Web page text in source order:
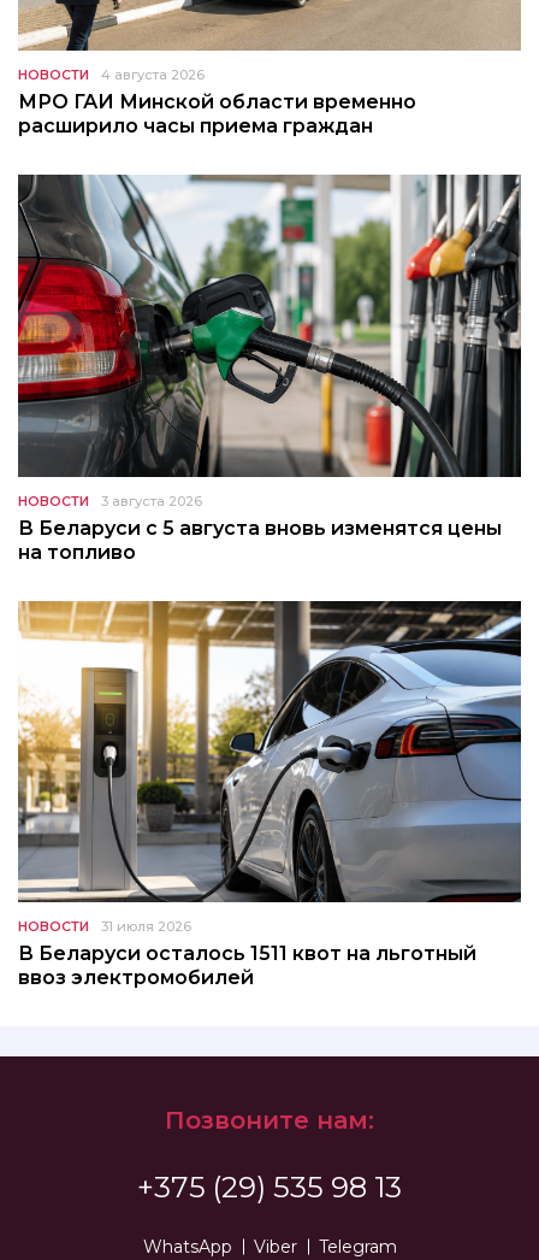
НОВОСТИ 4 августа 2026
МРО ГАИ Минской области временно
расширило часы приема граждан
НОВОСТИ 3 августа 2026
В Беларуси с 5 августа вновь изменятся цены
на топливо
НОВОСТИ 31 июля 2026
В Беларуси осталось 1511 квот на льготный
ввоз электромобилей
Позвоните нам:
+375 (29) 535 98 13
WhatsApp Viber Telegram